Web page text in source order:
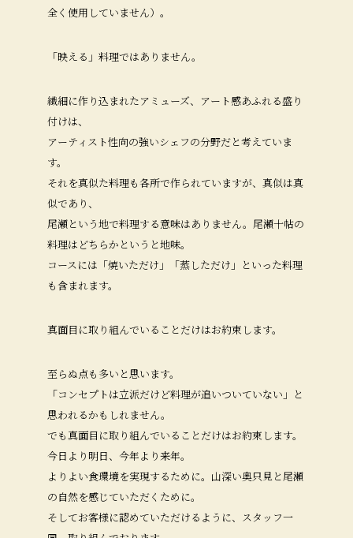
全く使用していません）。
「映える」料理ではありません。
繊細に作り込まれたアミューズ、アート感あふれる盛り
付けは、
アーティスト性向の強いシェフの分野だと考えていま
す。
それを真似た料理も各所で作られていますが、真似は真
似であり、
尾瀬という地で料理する意味はありません。尾瀬十帖の
料理はどちらかというと地味。
コースには「焼いただけ」「蒸しただけ」といった料理
も含まれます。
真面目に取り組んでいることだけはお約束します。
至らぬ点も多いと思います。
「コンセプトは立派だけど料理が追いついていない」と
思われるかもしれません。
でも真面目に取り組んでいることだけはお約束します。
今日より明日、今年より来年。
よりよい食環境を実現するために。山深い奥只見と尾瀬
の自然を感じていただくために。
そしてお客様に認めていただけるように、スタッフ一